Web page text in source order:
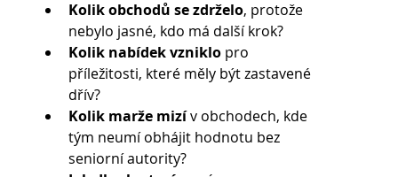
Kolik obchodů se zdrželo, protože
nebylo jasné, kdo má další krok?
Kolik nabídek vzniklo pro
příležitosti, které měly být zastavené
dřív?
Kolik marže mizí v obchodech, kde
tým neumí obhájit hodnotu bez
seniorní autority?